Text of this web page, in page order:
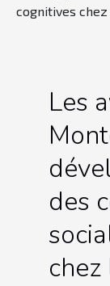
cognitives
Les
des